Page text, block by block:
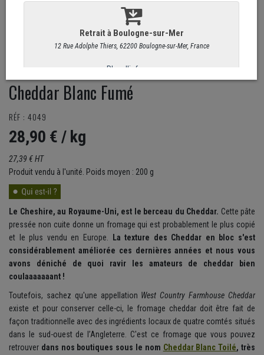
Cheddar Blanc Fumé
RÉF : 4049
28,90 € / kg
27,39 € HT
Produit vendu à l'unité. Poids moyen : 200 g
Le Cheshire, au Royaume-Uni, est le berceau du Cheddar. Cette pâte
pressée non cuite donne un fromage qui est probablement le plus copié
et le plus vendu en Europe.
La texture des Cheddar en bloc s'est
considérablement améliorée ces dernières années et nous vous
avons déniché de quoi ravir les amateurs de cheddar bien
coulaaaaaaant !
Toutefois, sachez qu'une appellation West Country Farmhouse Cheddar
existe et pour conserver celle-ci, le fromage cheddar doit être fait de
façon traditionnelle avec des ingrédients locaux de quatre comtés situés
dans le sud-ouest de l’Angleterre. C'est ce fromage que vous pouvez
retrouver dans nos boutiques sous le nom Cheddar Blanc Toilé, très